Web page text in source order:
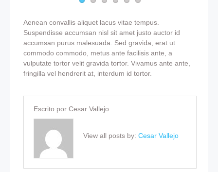
Aenean convallis aliquet lacus vitae tempus.
Suspendisse accumsan nisl sit amet justo auctor id
accumsan purus malesuada. Sed gravida, erat ut
commodo commodo, metus ante facilisis ante, a
vulputate tortor velit gravida tortor. Vivamus ante ante,
fringilla vel hendrerit at, interdum id tortor.
Escrito por Cesar Vallejo
View all posts by: Cesar Vallejo